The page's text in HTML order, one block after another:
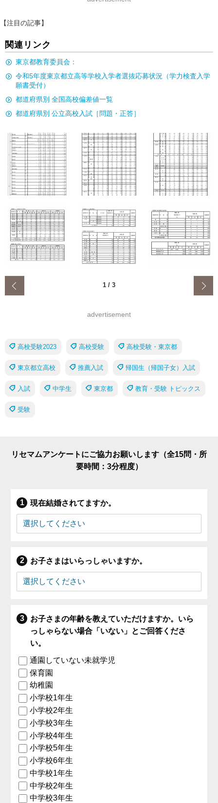
【注目の記事】
関連リンク
東京都教育委員会：
令和5年度東京都立高等学校入学者選抜応募状況（学力検査入学
願書受付）
都道府県別 全国高校偏差値一覧
都道府県別 公立高校入試［問題・正答］
1 / 3
advertisement
高校受験2023 高校受験 高校受験・東京都
東京都立高校 推薦入試 帰国生（帰国子女）入試
入試 中学生 東京都 教育・受験 トピックス
受験
リセマムアンケートにご協力お願いします（全15問・所
要時間：3分程度）
現在結婚されてますか。
お子さまはいらっしゃいますか。
お子さまの年齢を教えていただけますか。いら
っしゃらない場合「いない」とご回答くださ
い。
通園していない未就学児
保育園
幼稚園
小学校1年生
小学校2年生
小学校3年生
小学校4年生
小学校5年生
小学校6年生
中学校1年生
中学校2年生
中学校3年生